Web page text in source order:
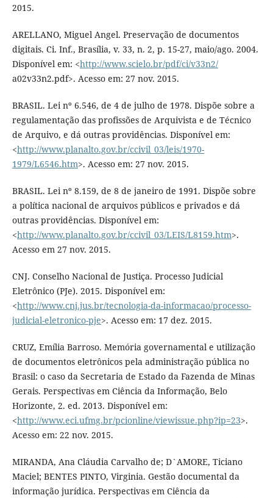
2015.
ARELLANO, Miguel Angel. Preservação de documentos
digitais. Ci. Inf., Brasília, v. 33, n. 2, p. 15-27, maio/ago. 2004.
Disponível em: <http://www.scielo.br/pdf/ci/v33n2/
a02v33n2.pdf>. Acesso em: 27 nov. 2015.
BRASIL. Lei nº 6.546, de 4 de julho de 1978. Dispõe sobre a
regulamentação das profissões de Arquivista e de Técnico
de Arquivo, e dá outras providências. Disponível em:
<http://www.planalto.gov.br/ccivil_03/leis/1970-
1979/L6546.htm>. Acesso em: 27 nov. 2015.
BRASIL. Lei nº 8.159, de 8 de janeiro de 1991. Dispõe sobre
a política nacional de arquivos públicos e privados e dá
outras providências. Disponível em:
<http://www.planalto.gov.br/ccivil_03/LEIS/L8159.htm>.
Acesso em 27 nov. 2015.
CNJ. Conselho Nacional de Justiça. Processo Judicial
Eletrônico (PJe). 2015. Disponível em:
<http://www.cnj.jus.br/tecnologia-da-informacao/processo-
judicial-eletronico-pje>. Acesso em: 17 dez. 2015.
CRUZ, Emília Barroso. Memória governamental e utilização
de documentos eletrônicos pela administração pública no
Brasil: o caso da Secretaria de Estado da Fazenda de Minas
Gerais. Perspectivas em Ciência da Informação, Belo
Horizonte, 2. ed. 2013. Disponível em:
<http://www.eci.ufmg.br/pcionline/viewissue.php?ip=23>.
Acesso em: 22 nov. 2015.
MIRANDA, Ana Cláudia Carvalho de; D`AMORE, Ticiano
Maciel; BENTES PINTO, Virginia. Gestão documental da
informação jurídica. Perspectivas em Ciência da